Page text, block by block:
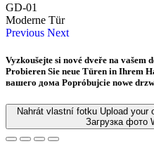
GD-01
Moderne Tür
Previous Next
Vyzkoušejte si nové dveře na vašem
Probieren Sie neue Türen in Ihrem
вашего дома Popróbujcie nowe
Nahrát vlastní fotku Upload your
Загрузка фото